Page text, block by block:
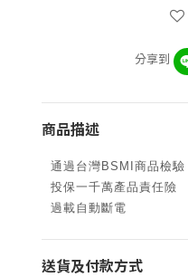
分享到
商品描述
通過台灣BSMI商品檢驗
投保一千萬產品責任險
過載自動斷電
送貨及付款方式